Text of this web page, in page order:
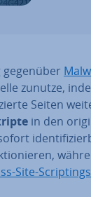
gegenüber
zunutze,
Seiten
in den
Site-Scrip­tin­gs